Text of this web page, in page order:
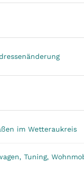
im Wetteraukreis
Tuning,